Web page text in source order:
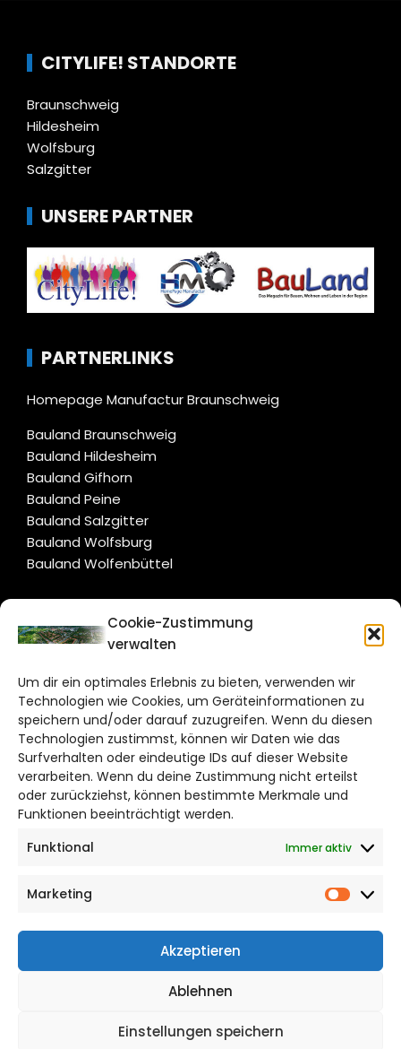
Cookie-Zustimmung
verwalten
Um dir ein optimales Erlebnis zu bieten, verwenden wir
Technologien wie Cookies, um Geräteinformationen zu
speichern und/oder darauf zuzugreifen. Wenn du diesen
Technologien zustimmst, können wir Daten wie das
Surfverhalten oder eindeutige IDs auf dieser Website
verarbeiten. Wenn du deine Zustimmung nicht erteilst
oder zurückziehst, können bestimmte Merkmale und
Funktionen beeinträchtigt werden.
Funktional
Immer aktiv
Marketing
Akzeptieren
Ablehnen
Einstellungen speichern
CITYLIFE! STANDORTE
Braunschweig
Hildesheim
Wolfsburg
Salzgitter
UNSERE PARTNER
PARTNERLINKS
Homepage Manufactur Braunschweig
Bauland Braunschweig
Bauland Hildesheim
Bauland Gifhorn
Bauland Peine
Bauland Salzgitter
Bauland Wolfsburg
Bauland Wolfenbüttel
CITYLIFE!
Bruchtorwall 12
38100 Braunschweig
Telefon: 0531 387220 – 65
DAS STADTMAGAZIN FÜR
SALZGITTER
Impressum
Cookie Richtlinie
CITYLIFE! BEI FACEBOOK